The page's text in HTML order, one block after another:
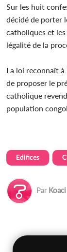
Sur les huit
décidé de porter
catholiques et
légalité de la
La loi reconnaît
de proposer le
catholique
population
Edifices
Par Koaci